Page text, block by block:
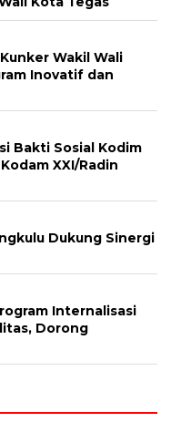
Wakil Wali
Inovatif dan
Bakti Sosial Kodim
XXI/Radin
Dukung Sinergi
Internalisasi
Dorong